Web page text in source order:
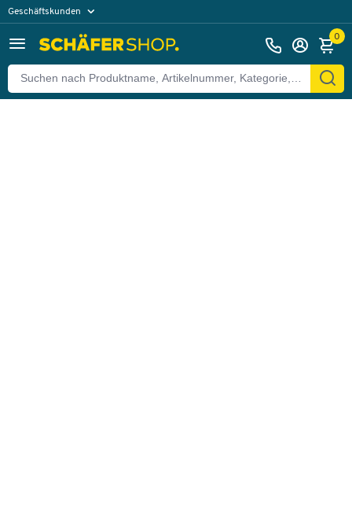
Geschäftskunden
0
Zurück